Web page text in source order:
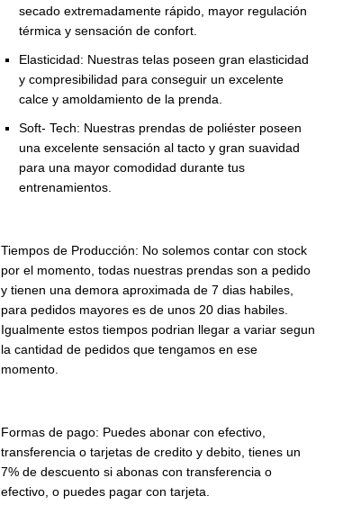
secado extremadamente rápido, mayor regulación
térmica y sensación de confort.
Elasticidad: Nuestras telas poseen gran elasticidad
y compresibilidad para conseguir un excelente
calce y amoldamiento de la prenda.
Soft- Tech: Nuestras prendas de poliéster poseen
una excelente sensación al tacto y gran suavidad
para una mayor comodidad durante tus
entrenamientos.
Tiempos de Producción: No solemos contar con stock
por el momento, todas nuestras prendas son a pedido
y tienen una demora aproximada de 7 dias habiles,
para pedidos mayores es de unos 20 dias habiles.
Igualmente estos tiempos podrian llegar a variar segun
la cantidad de pedidos que tengamos en ese
momento.
Formas de pago: Puedes abonar con efectivo,
transferencia o tarjetas de credito y debito, tienes un
7% de descuento si abonas con transferencia o
efectivo, o puedes pagar con tarjeta.